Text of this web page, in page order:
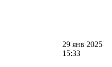
29 янв 2025
15:33